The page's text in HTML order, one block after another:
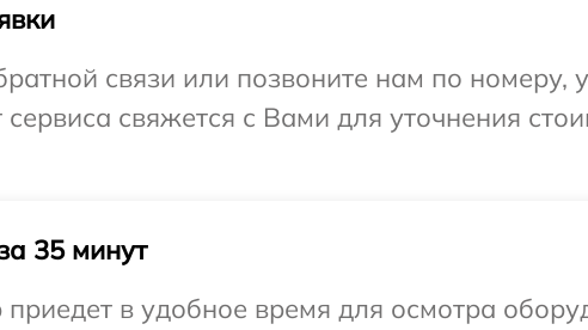
связи или позвоните нам по номеру,
свяжется с Вами для уточнения
35 минут
в удобное время для осмотра